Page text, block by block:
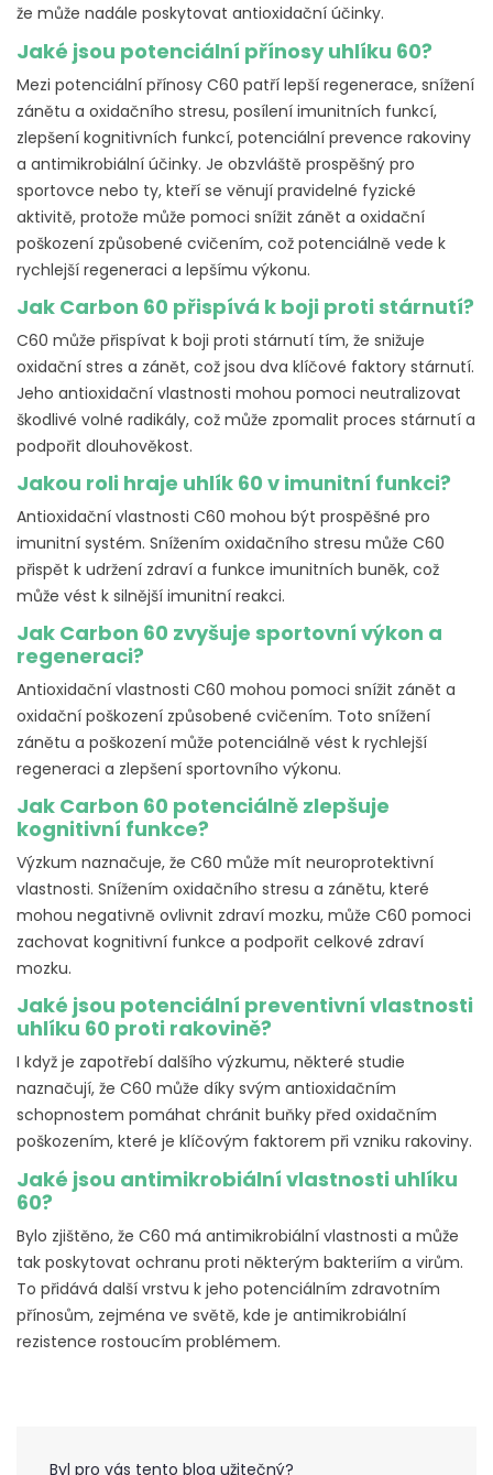
že může nadále poskytovat antioxidační účinky.
Jaké jsou potenciální přínosy uhlíku 60?
Mezi potenciální přínosy C60 patří lepší regenerace, snížení
zánětu a oxidačního stresu, posílení imunitních funkcí,
zlepšení kognitivních funkcí, potenciální prevence rakoviny
a antimikrobiální účinky. Je obzvláště prospěšný pro
sportovce nebo ty, kteří se věnují pravidelné fyzické
aktivitě, protože může pomoci snížit zánět a oxidační
poškození způsobené cvičením, což potenciálně vede k
rychlejší regeneraci a lepšímu výkonu.
Jak Carbon 60 přispívá k boji proti stárnutí?
C60 může přispívat k boji proti stárnutí tím, že snižuje
oxidační stres a zánět, což jsou dva klíčové faktory stárnutí.
Jeho antioxidační vlastnosti mohou pomoci neutralizovat
škodlivé volné radikály, což může zpomalit proces stárnutí a
podpořit dlouhověkost.
Jakou roli hraje uhlík 60 v imunitní funkci?
Antioxidační vlastnosti C60 mohou být prospěšné pro
imunitní systém. Snížením oxidačního stresu může C60
přispět k udržení zdraví a funkce imunitních buněk, což
může vést k silnější imunitní reakci.
Jak Carbon 60 zvyšuje sportovní výkon a
regeneraci?
Antioxidační vlastnosti C60 mohou pomoci snížit zánět a
oxidační poškození způsobené cvičením. Toto snížení
zánětu a poškození může potenciálně vést k rychlejší
regeneraci a zlepšení sportovního výkonu.
Jak Carbon 60 potenciálně zlepšuje
kognitivní funkce?
Výzkum naznačuje, že C60 může mít neuroprotektivní
vlastnosti. Snížením oxidačního stresu a zánětu, které
mohou negativně ovlivnit zdraví mozku, může C60 pomoci
zachovat kognitivní funkce a podpořit celkové zdraví
mozku.
Jaké jsou potenciální preventivní vlastnosti
uhlíku 60 proti rakovině?
I když je zapotřebí dalšího výzkumu, některé studie
naznačují, že C60 může díky svým antioxidačním
schopnostem pomáhat chránit buňky před oxidačním
poškozením, které je klíčovým faktorem při vzniku rakoviny.
Jaké jsou antimikrobiální vlastnosti uhlíku
60?
Bylo zjištěno, že C60 má antimikrobiální vlastnosti a může
tak poskytovat ochranu proti některým bakteriím a virům.
To přidává další vrstvu k jeho potenciálním zdravotním
přínosům, zejména ve světě, kde je antimikrobiální
rezistence rostoucím problémem.
Byl pro vás tento blog užitečný?